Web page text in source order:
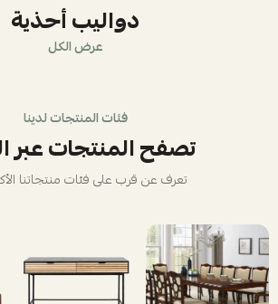
دواليب أحذية
عرض الكل
فئات المنتجات لدينا
تصفح المنتجات عبر
تعرف عن قرب على فئات منتجاتنا